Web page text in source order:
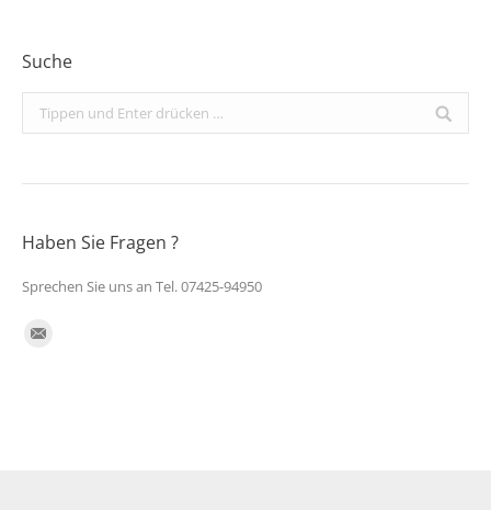
Suche
Search:
Haben Sie Fragen ?
Sprechen Sie uns an Tel. 07425-94950
Finden Sie uns auf: